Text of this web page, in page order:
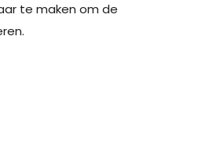
te maken om de